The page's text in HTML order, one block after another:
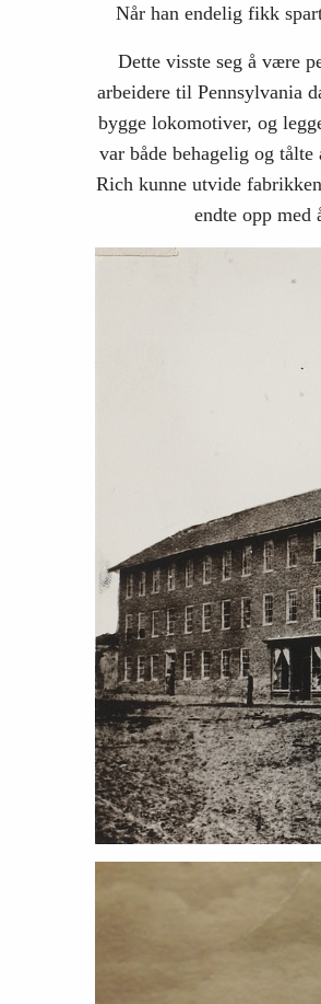
Når han endelig fikk
Dette visste seg å være
arbeidere til Pennsylvania
bygge lokomotiver, og
var både behagelig og
Rich kunne utvide
endte opp